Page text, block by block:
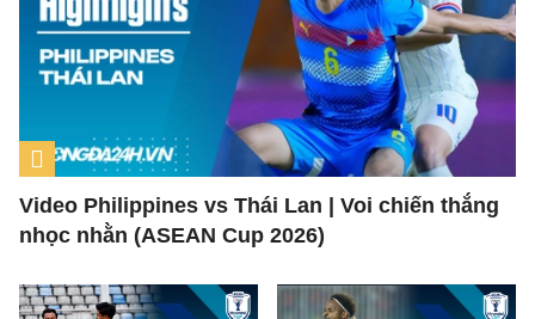
Video Philippines vs Thái Lan | Voi chiến thắng
nhọc nhằn (ASEAN Cup 2026)